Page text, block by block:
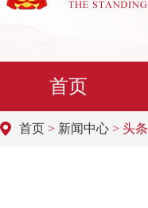
首页
首页 > 新闻中心 > 头条